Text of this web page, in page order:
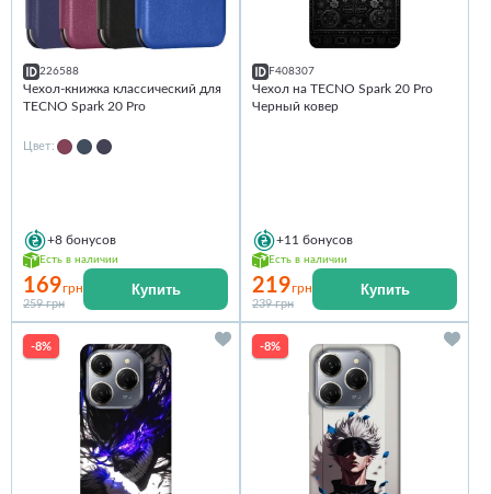
226588
Чехол-книжка классический для
TECNO Spark 20 Pro
Цвет:
+8 бонусов
Есть в наличии
169грн
259 грн
Купить
F408307
Чехол на TECNO Spark 20 Pro
Черный ковер
+11 бонусов
Есть в наличии
219грн
239 грн
Купить
-8% -8%